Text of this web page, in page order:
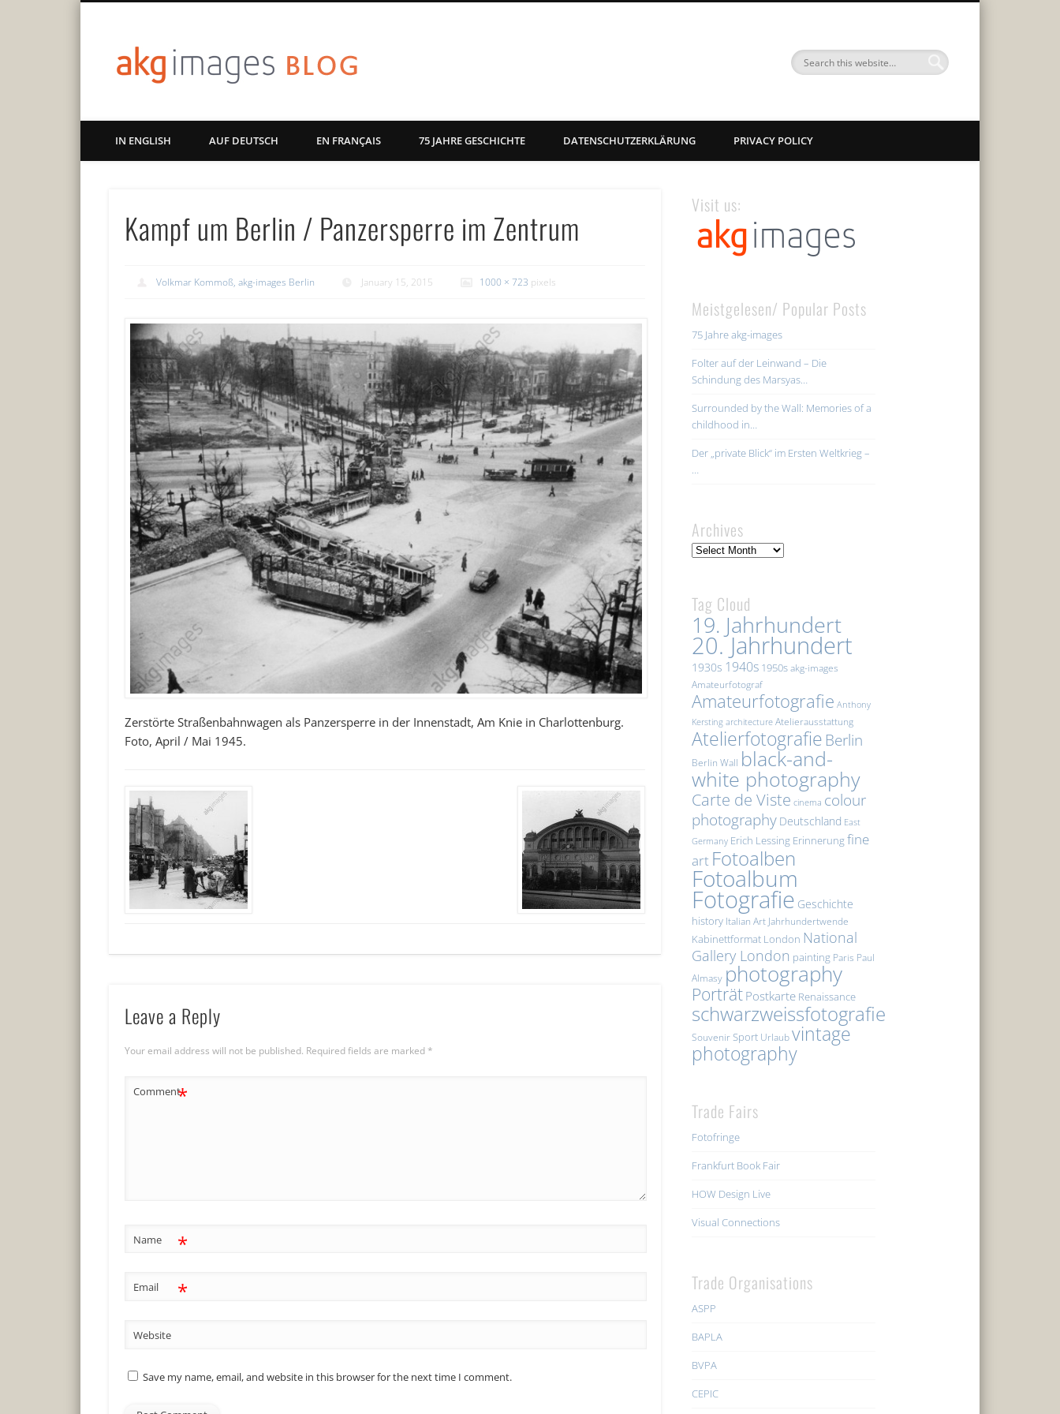
Art | Culture | History
IN ENGLISH AUF DEUTSCH EN FRANÇAIS 75 JAHRE GESCHICHTE DATENSCHUTZERKLÄRUNG PRIVACY POLICY
Kampf um Berlin / Panzersperre im Zentrum
Volkmar Kommoß, akg-images Berlin January 15, 2015 1000 × 723 pixels
Zerstörte Straßenbahnwagen als Panzersperre in der Innenstadt, Am Knie in Charlottenburg.
Foto, April / Mai 1945.
Leave a Reply
Your email address will not be published. Required fields are marked *
Comment*
Name *
Email *
Website
Save my name, email, and website in this browser for the next time I comment.
Visit us:
Meistgelesen/ Popular Posts
75 Jahre akg-images
Folter auf der Leinwand – Die
Schindung des Marsyas…
Surrounded by the Wall: Memories of a
childhood in…
Der „private Blick“ im Ersten Weltkrieg –
…
Archives
Archives
Tag Cloud
19. Jahrhundert
20. Jahrhundert
1930s 1940s 1950sakg-images
Amateurfotograf
Amateurfotografie Anthony
Kersting architecture Atelierausstattung
Atelierfotografie Berlin
Berlin Wall black-and-
white photography
Carte de Viste cinema colour
photography Deutschland East
Germany Erich Lessing Erinnerungfine
art Fotoalben
Fotoalbum
Fotografie Geschichte
history Italian Art Jahrhundertwende
Kabinettformat London National
Gallery London painting Paris Paul
Almasy photography
Porträt Postkarte Renaissance
schwarzweissfotografie
SouvenirSport Urlaubvintage
photography
Trade Fairs
Fotofringe
Frankfurt Book Fair
HOW Design Live
Visual Connections
Trade Organisations
ASPP
BAPLA
BVPA
CEPIC